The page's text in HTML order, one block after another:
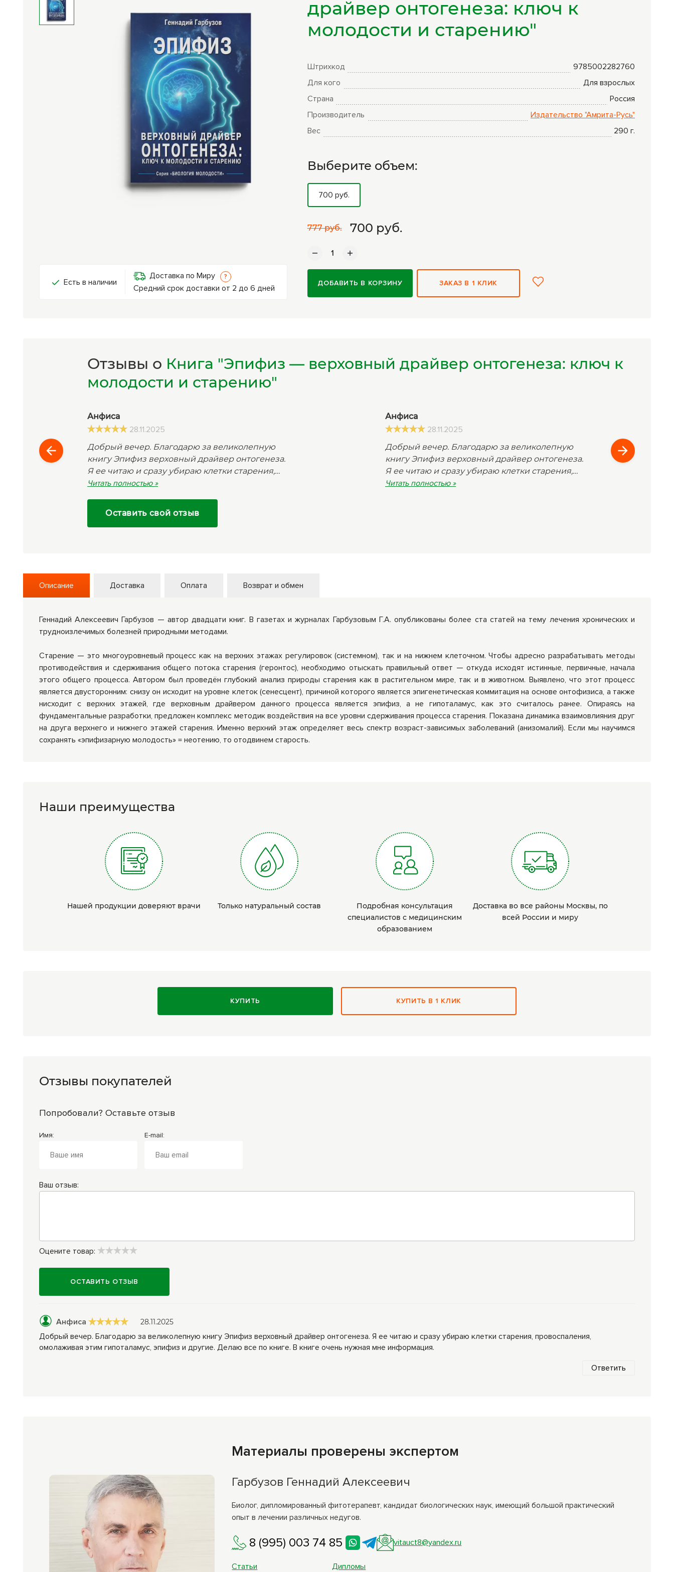
Средства личной
Приборы
лечебные
Книги Гарбузова
Г.А.
Комплексные
лечения
Есть в наличии
Доставка по Миру ?
Средний срок доставки от 2 до 6 дней
драйвер онтогенеза: ключ к
молодости и старению"
Штрихкод
9785002282760
Для кого
Для взрослых
Страна
Россия
Производитель
Издательство "Амрита-Русь"
Вес
290 г.
Выберите объем:
700 руб.
777 руб. 700 руб.
ДОБАВИТЬ В КОРЗИНУ ЗАКАЗ В 1 КЛИК
Отзывы о Книга "Эпифиз — верховный драйвер онтогенеза: ключ к
молодости и старению"
Анфиса
28.11.2025
Добрый вечер. Благодарю за великолепную
книгу Эпифиз верховный драйвер онтогенеза.
Я ее читаю и сразу убираю клетки старения,
провоспаления, омолаживая этим
книге. В книге очень нужная мне информация.
Читать полностью »
Анфиса
28.11.2025
Добрый вечер. Благодарю за великолепную
книгу Эпифиз верховный драйвер онтогенеза.
Я ее читаю и сразу убираю клетки старения,
провоспаления, омолаживая этим
Читать полностью »
Оставить свой отзыв
Описание Доставка Оплата Возврат и обмен
Геннадий Алексеевич Гарбузов — автор двадцати книг. В газетах и журналах Гарбузовым Г.А. опубликованы более ста статей на тему лечения хронических и
трудноизлечимых болезней природными методами.
Старение — это многоуровневый процесс как на верхних этажах регулировок (системном), так и на нижнем клеточном. Чтобы адресно разрабатывать методы
противодействия и сдерживания общего потока старения (геронтос), необходимо отыскать правильный ответ — откуда исходят истинные, первичные, начала
этого общего процесса. Автором был проведён глубокий анализ природы старения как в растительном мире, так и в животном. Выявлено, что этот процесс
является двусторонним: снизу он исходит на уровне клеток (сенесцент), причиной которого является эпигенетическая коммитация на основе онтофизиса, а также
нисходит с верхних этажей, где верховным драйвером данного процесса является эпифиз, а не гипоталамус, как это считалось ранее. Опираясь на
фундаментальные разработки, предложен комплекс методик воздействия на все уровни сдерживания процесса старения. Показана динамика взаимовлияния друг
на друга верхнего и нижнего этажей старения. Именно верхний этаж определяет весь спектр возраст-зависимых заболеваний (анизомалий). Если мы научимся
сохранять «эпифизарную молодость» = неотению, то отодвинем старость.
Наши преимущества
Нашей продукции доверяют врачи Только натуральный состав
Подробная консультация
специалистов с медицинским
образованием
Доставка во все районы Москвы, по
всей России и миру
КУПИТЬ КУПИТЬ В 1 КЛИК
Отзывы покупателей
Попробовали? Оставьте отзыв
Имя: E-mail:
Ваш отзыв:
Оцените товар:
ОСТАВИТЬ ОТЗЫВ
Анфиса 28.11.2025
Добрый вечер. Благодарю за великолепную книгу Эпифиз верховный драйвер онтогенеза. Я ее читаю и сразу убираю клетки старения, провоспаления,
омолаживая этим гипоталамус, эпифиз и другие. Делаю все по книге. В книге очень нужная мне информация.
Ответить
Материалы проверены экспертом
Биолог, дипломированный фитотерапевт, кандидат биологических наук, имеющий большой практический
опыт в лечении различных недугов.
8 (995) 003 74 85 vitauct8@yandex.ru
Статьи Дипломы
Гарбузов Геннадий Алексеевич